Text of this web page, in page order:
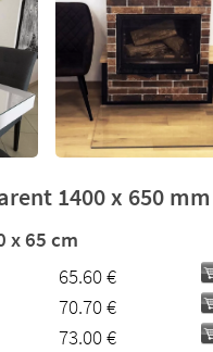
1400 x 650 mm
x 65 cm
65.60 €
70.70 €
73.00 €